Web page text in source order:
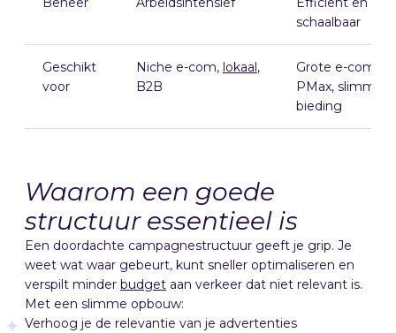
schaalbaar
Geschikt
voor
Niche e-com, lokaal ,
B2B
Grote e-com,
PMax, slimme
bieding
Waarom een goede
structuur essentieel is
Een doordachte campagnestructuur geeft je grip. Je
weet wat waar gebeurt, kunt sneller optimaliseren en
verspilt minder budget aan verkeer dat niet relevant is.
Met een slimme opbouw:
Verhoog je de relevantie van je advertenties